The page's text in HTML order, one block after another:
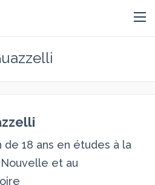
de 18 ans en études à la
et au